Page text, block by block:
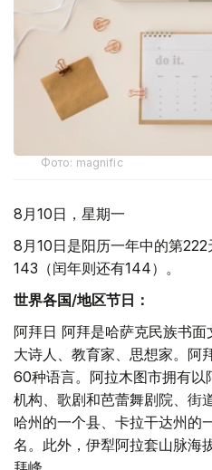
Фото: magnific
8月10日，星期一
8月10日是阳历一年中的第
143（闰年则还有144）。
世界各国/地区节日：
阿拜日 阿拜是哈萨克民族书
大诗人、教育家、思想家。阿
60种语言。阿拉木图市拥有以
机构、歌剧和芭蕾舞剧院、街
哈州的一个县、卡拉干达州的
名。此外，伊犁阿拉套山脉海